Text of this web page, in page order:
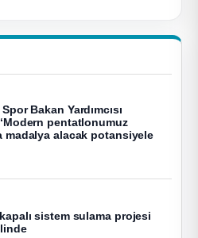
Bakan Yardımcısı
pentatlonumuz
madalya alacak potansiyele
kapalı sistem sulama projesi